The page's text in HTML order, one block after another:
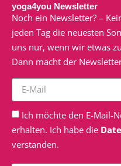
yoga4you Newsletter
Noch ein Newsletter? –
jeden Tag die neuesten
uns nur, wenn wir etwas
Dann macht der
Ich möchte den E-Mail-
erhalten. Ich habe die
verstanden.